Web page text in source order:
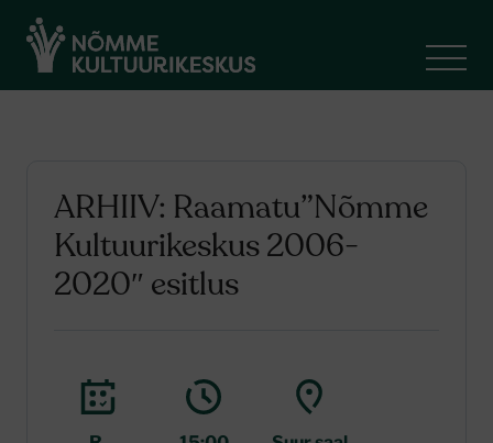
ARHIIV: Raamatu”Nõmme
Kultuurikeskus 2006-
2020″ esitlus